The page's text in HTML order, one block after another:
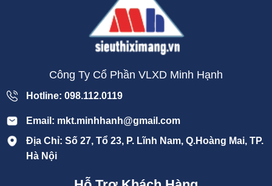
Công Ty Cổ Phần VLXD Minh Hạnh
Hotline: 098.112.0119
Email: mkt.minhhanh@gmail.com
Địa Chỉ: Số 27, Tổ 23, P. Lĩnh Nam, Q.Hoàng Mai, TP.
Hà Nội